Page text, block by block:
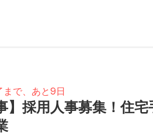
まで、あと9日
】採用人事募集！住